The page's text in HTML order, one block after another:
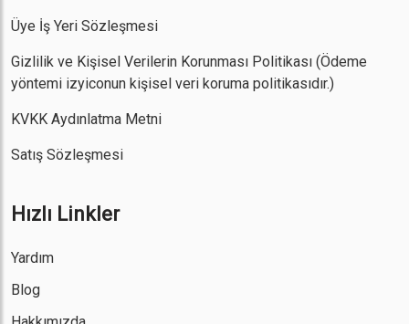
Üye İş Yeri Sözleşmesi
Gizlilik ve Kişisel Verilerin Korunması Politikası (Ödeme
yöntemi izyiconun kişisel veri koruma politikasıdır.)
KVKK Aydınlatma Metni
Satış Sözleşmesi
Hızlı Linkler
Yardım
Blog